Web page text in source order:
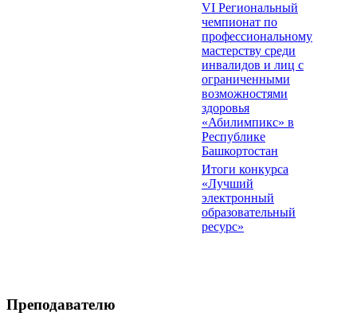
VI Региональный
чемпионат по
профессиональному
мастерству среди
инвалидов и лиц с
ограниченными
возможностями
здоровья
«Абилимпикс» в
Республике
Башкортостан
Итоги конкурса
«Лучший
электронный
образовательный
ресурс»
Преподавателю